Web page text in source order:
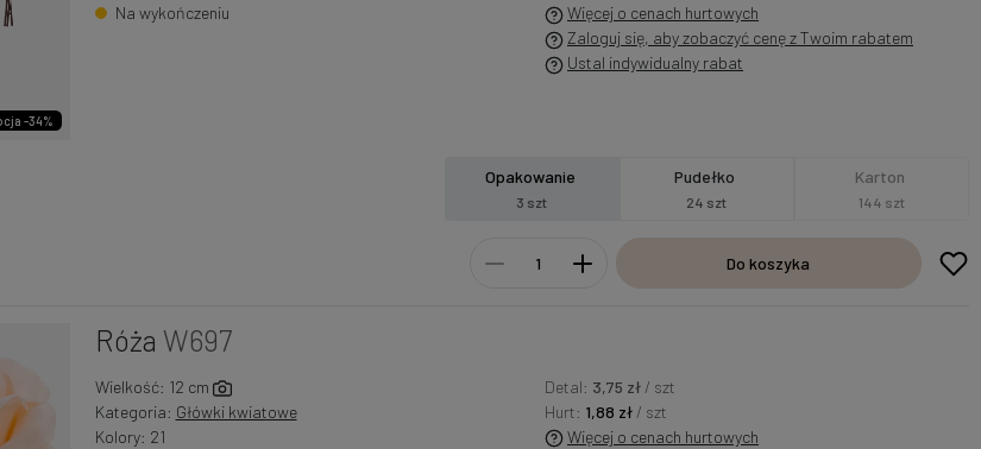
-34%
Na wykończeniu
Więcej o cenach hurtowych
Zaloguj się, aby zobaczyć cenę z Twoim rabatem
Ustal indywidualny rabat
Opakowanie
3 szt
Pudełko
24 szt
Karton
144 szt
Do koszyka
Róża W697
Wielkość: 12 cm
Kategoria: Główki kwiatowe
Kolory: 21
Detal: 3,75 zł / szt
Hurt: 1,88 zł / szt
Więcej o cenach hurtowych